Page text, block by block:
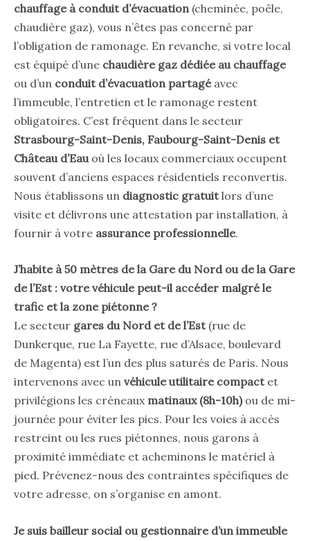
chauffage à conduit d’évacuation (cheminée, poêle,
chaudière gaz), vous n’êtes pas concerné par
l’obligation de ramonage. En revanche, si votre local
est équipé d’une chaudière gaz dédiée au chauffage
ou d’un conduit d’évacuation partagéavec
l’immeuble, l’entretien et le ramonage restent
obligatoires. C’est fréquent dans le secteur
Strasbourg-Saint-Denis, Faubourg-Saint-Denis et
Château d’Eau où les locaux commerciaux occupent
souvent d’anciens espaces résidentiels reconvertis.
Nous établissons un diagnostic gratuitlors d’une
visite et délivrons une attestation par installation, à
fournir à votre assurance professionnelle.
J’habite à 50 mètres de la Gare du Nord ou de la Gare
de l’Est : votre véhicule peut-il accéder malgré le
trafic et la zone piétonne ?
Le secteur gares du Nord et de l’Est(rue de
Dunkerque, rue La Fayette, rue d’Alsace, boulevard
de Magenta) est l’un des plus saturés de Paris. Nous
intervenons avec un véhicule utilitaire compactet
privilégions les créneaux matinaux (8h-10h)ou de mi-
journée pour éviter les pics. Pour les voies à accès
restreint ou les rues piétonnes, nous garons à
proximité immédiate et acheminons le matériel à
pied. Prévenez-nous des contraintes spécifiques de
votre adresse, on s’organise en amont.
Je suis bailleur social ou gestionnaire d’un immeuble